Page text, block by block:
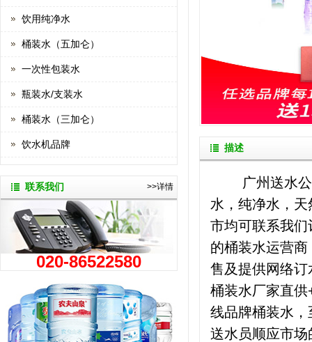
饮用纯净水
桶装水（五加仑）
一次性包装水
瓶装水/支装水
桶装水（三加仑）
饮水机品牌
联系我们 >>详情
020-86522580
描述
广州送水
水，纯净水，
市均可联系我
的桶装水运营
售及提供网络
桶装水厂家直
线品牌桶装水
送水员顺应市